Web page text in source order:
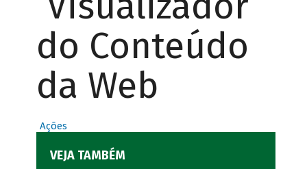
do Conteúdo
da Web
Ações
VEJA TAMBÉM